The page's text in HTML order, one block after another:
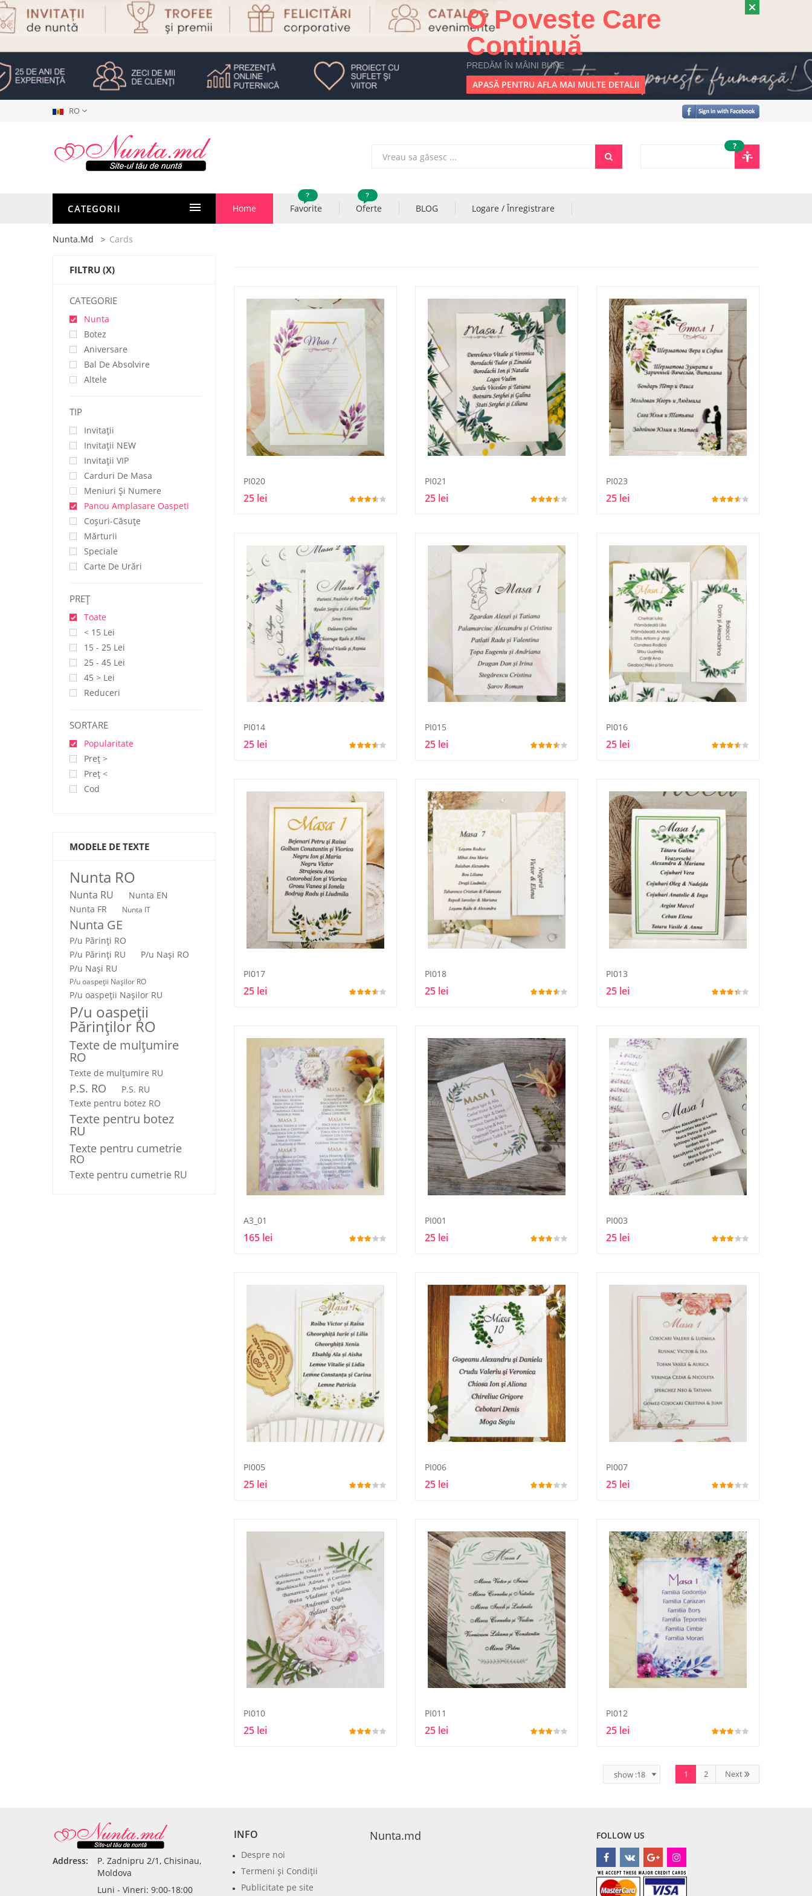
O Poveste Care
Continuă
PREDĂM ÎN MÂINI BUNE
APASĂ PENTRU AFLA MAI MULTE DETALII
RO
?
CATEGORII Home Favorite
?
Oferte
?
BLOG Logare / Înregistrare
Nunta.md Cards
FILTRU (X)
CATEGORIE
Nunta
Botez
Aniversare
Bal De Absolvire
Altele
TIP
Invitații
Invitaţii NEW
Invitaţii VIP
Carduri De Masa
Meniuri Și Numere
Panou Amplasare Oaspeti
Coșuri-Căsuțe
Mărturii
Speciale
Carte De Urări
PREŢ
Toate
< 15 Lei
15 - 25 Lei
25 - 45 Lei
45 > Lei
Reduceri
SORTARE
Popularitate
Preţ >
Preţ <
Cod
MODELE DE TEXTE
Nunta RO
Nunta RU
Nunta EN
Nunta FR
Nunta IT
Nunta GE
P/u Părinți RO
P/u Părinți RU
P/u Nași RO
P/u Nași RU
P/u oaspeții Nașilor RO
P/u oaspeții Nașilor RU
P/u oaspeţii
Părinţilor RO
Texte de mulţumire
RO
Texte de mulţumire RU
P.S. RO
P.S. RU
Texte pentru botez RO
Texte pentru botez
RU
Texte pentru cumetrie
RO
Texte pentru cumetrie RU
PI020
25 lei
PI021
25 lei
PI023
25 lei
PI014
25 lei
PI015
25 lei
PI016
25 lei
PI017
25 lei
PI018
25 lei
PI013
25 lei
A3_01
165 lei
PI001
25 lei
PI003
25 lei
PI005
25 lei
PI006
25 lei
PI007
25 lei
PI010
25 lei
PI011
25 lei
PI012
25 lei
1 2 Next
Address:
P. Zadnipru 2/1, Chisinau,
Moldova
Luni - Vineri: 9:00-18:00
INFO
Despre noi
Termeni şi Condiţii
Publicitate pe site
Nunta.md FOLLOW US